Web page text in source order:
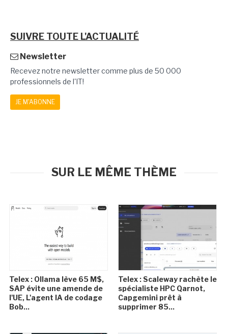
SUIVRE TOUTE L'ACTUALITÉ
Newsletter
Recevez notre newsletter comme plus de 50 000
professionnels de l'IT!
JE M'ABONNE
SUR LE MÊME THÈME
Telex : Ollama lève 65 M$,
SAP évite une amende de
l'UE, L'agent IA de codage
Bob...
Telex : Scaleway rachète le
spécialiste HPC Qarnot,
Capgemini prêt à
supprimer 85...